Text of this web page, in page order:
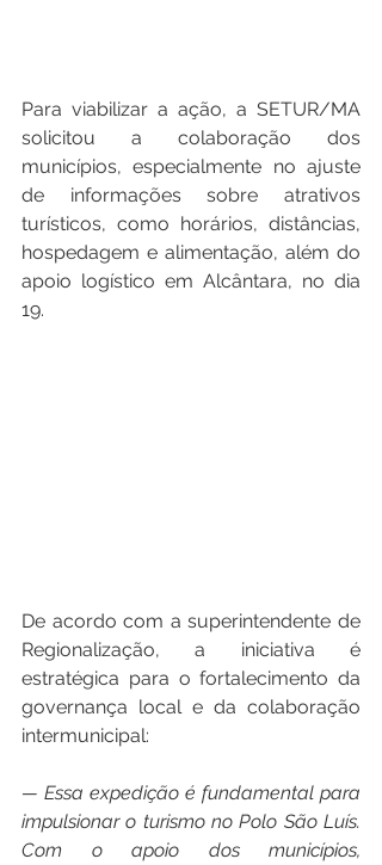
Para viabilizar a ação, a SETUR/MA
solicitou a colaboração dos
municípios, especialmente no ajuste
de informações sobre atrativos
turísticos, como horários, distâncias,
hospedagem e alimentação, além do
apoio logístico em Alcântara, no dia
19.
De acordo com a superintendente de
Regionalização, a iniciativa é
estratégica para o fortalecimento da
governança local e da colaboração
intermunicipal:
— Essa expedição é fundamental para
impulsionar o turismo no Polo São Luís.
Com o apoio dos municípios,